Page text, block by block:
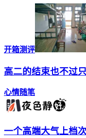
开箱测评
高二的结束也不过
心情随笔
一个高端大气上档